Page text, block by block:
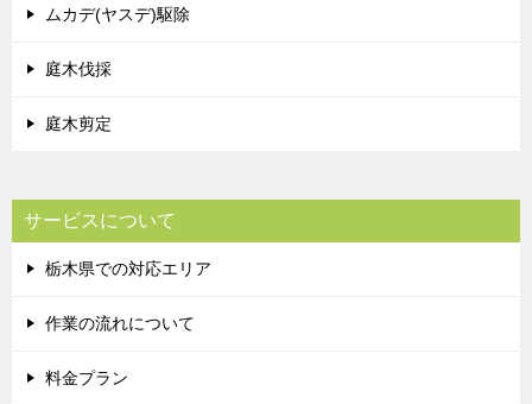
ムカデ(ヤスデ)駆除
庭木伐採
庭木剪定
サービスについて
栃木県での対応エリア
作業の流れについて
料金プラン